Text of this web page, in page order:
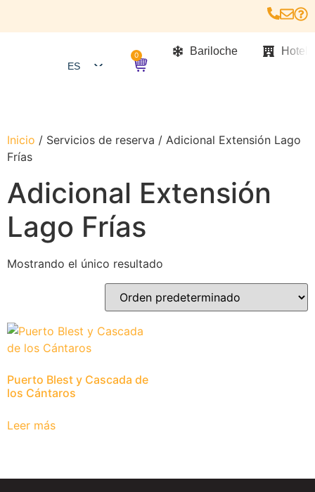
ES
0 Bariloche
Inicio / Servicios de reserva / Adicional Extensión Lago
Frías
Adicional Extensión
Lago Frías
Mostrando el único resultado
Puerto Blest y Cascada de
los Cántaros
Leer más